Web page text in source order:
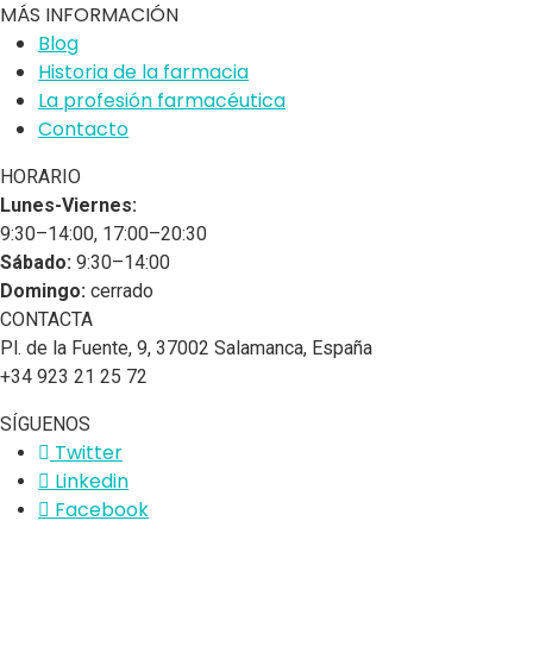
MÁS INFORMACIÓN
Blog
Historia de la farmacia
La profesión farmacéutica
Contacto
HORARIO
Lunes-Viernes:
9:30–14:00, 17:00–20:30
Sábado: 9:30–14:00
Domingo: cerrado
CONTACTA
Pl. de la Fuente, 9, 37002 Salamanca, España
+34 923 21 25 72
SÍGUENOS
Twitter
Linkedin
Facebook